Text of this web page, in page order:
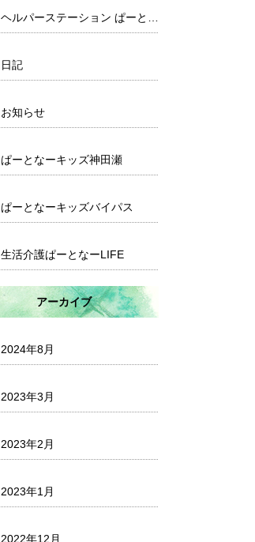
日記
お知らせ
ぱーとなーキッズ神田瀬
ぱーとなーキッズバイパス
生活介護ぱーとなーLIFE
アーカイブ
2024年8月
2023年3月
2023年2月
2023年1月
2022年12月